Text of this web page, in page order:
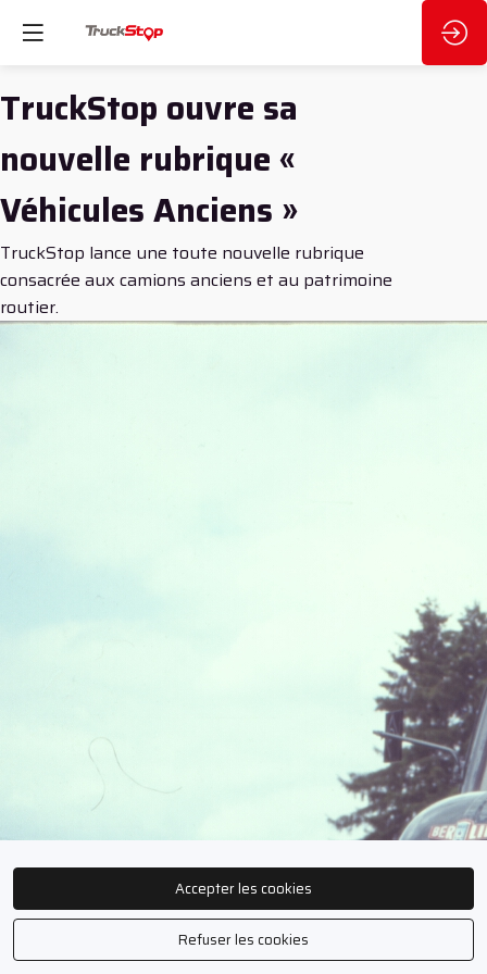
TruckStop ouvre sa
nouvelle rubrique «
Véhicules Anciens »
TruckStop lance une toute nouvelle rubrique
consacrée aux camions anciens et au patrimoine
routier.
Accepter les cookies
Refuser les cookies